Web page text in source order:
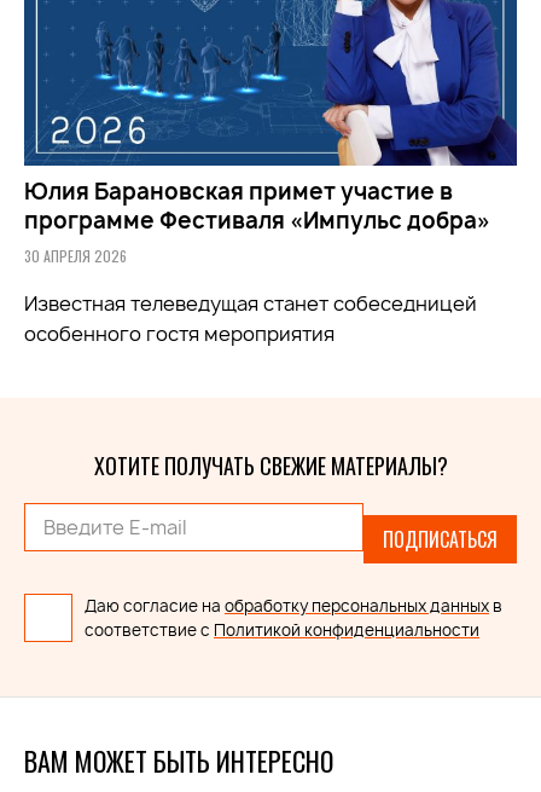
Юлия Барановская примет участие в
программе Фестиваля «Импульс добра»
30 АПРЕЛЯ 2026
Известная телеведущая станет собеседницей
особенного гостя мероприятия
ХОТИТЕ ПОЛУЧАТЬ СВЕЖИЕ МАТЕРИАЛЫ?
ПОДПИСАТЬСЯ
Даю согласие на обработку персональных данных в
соответствие с Политикой конфиденциальности
ВАМ МОЖЕТ БЫТЬ ИНТЕРЕСНО